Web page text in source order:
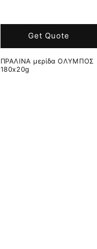
ΠΡΑΛΙΝΑ μερίδα ΟΛΥΜΠΟΣ
180x20g
Get Quote